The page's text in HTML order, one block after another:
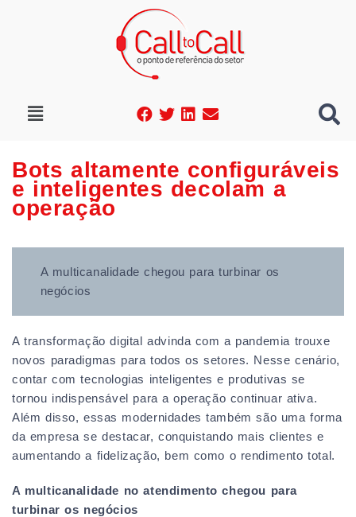
Bots altamente configuráveis
e inteligentes decolam a
operação
A multicanalidade chegou para turbinar os
negócios
A transformação digital advinda com a pandemia trouxe
novos paradigmas para todos os setores. Nesse cenário,
contar com tecnologias inteligentes e produtivas se
tornou indispensável para a operação continuar ativa.
Além disso, essas modernidades também são uma forma
da empresa se destacar, conquistando mais clientes e
aumentando a fidelização, bem como o rendimento total.
A multicanalidade no atendimento chegou para
turbinar os negócios